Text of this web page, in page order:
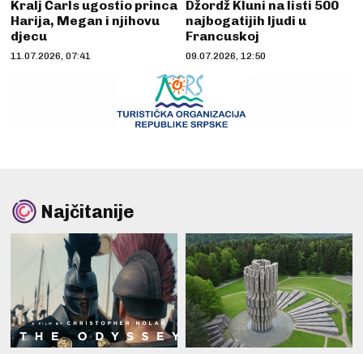
Kralj Čarls ugostio princa
Harija, Megan i njihovu
djecu
11.07.2026, 07:41
Džordž Kluni na listi 500
najbogatijih ljudi u
Francuskoj
09.07.2026, 12:50
Najčitanije